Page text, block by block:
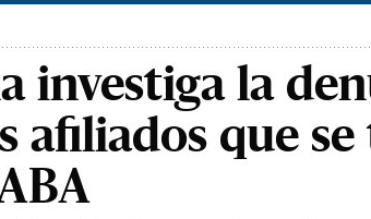
investiga la
afiliados que